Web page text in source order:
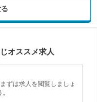
オススメ求人
ずは求人を閲覧しましょ
。